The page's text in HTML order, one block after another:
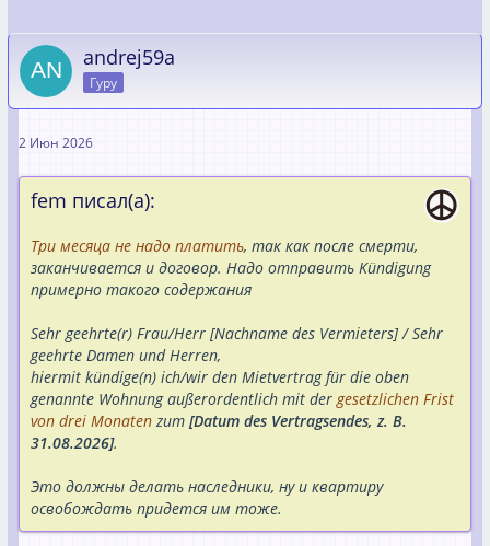
andrej59a
Гуру
2 Июн 2026
fem писал(а):
Три месяца не надо платить, так как после смерти,
заканчивается и договор. Надо отправить Kündigung
примерно такого содержания
Sehr geehrte(r) Frau/Herr [Nachname des Vermieters] / Sehr
geehrte Damen und Herren,
hiermit kündige(n) ich/wir den Mietvertrag für die oben
genannte Wohnung außerordentlich mit dergesetzlichen Frist
von drei Monaten zum [Datum des Vertragsendes, z. B.
31.08.2026].
Это должны делать наследники, ну и квартиру
освобождать придется им тоже.